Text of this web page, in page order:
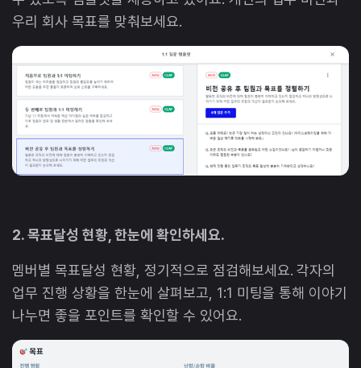
우리 회사 목표를 맞춰보세요.
2. 목표달성 현황, 한눈에 확인하세요.
멤버별 목표달성 현황, 정기적으로 점검해보세요. 각자의
업무 진행 상황을 한눈에 살펴보고, 1:1 미팅을 통해 이야기
나누면 좋을 포인트를 확인할 수 있어요.